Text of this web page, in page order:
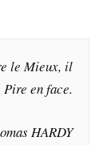
le Mieux, il
Pire en face.
HARDY